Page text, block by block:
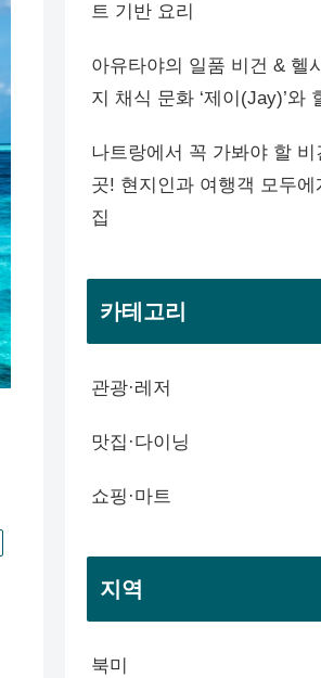
트 기반 요리
아유타야의 일품 비건 & 헬
지 채식 문화 ‘제이(Jay)’와
나트랑에서 꼭 가봐야 할
곳! 현지인과 여행객 모두
집
카테고리
관광·레저
맛집·다이닝
쇼핑·마트
지역
북미